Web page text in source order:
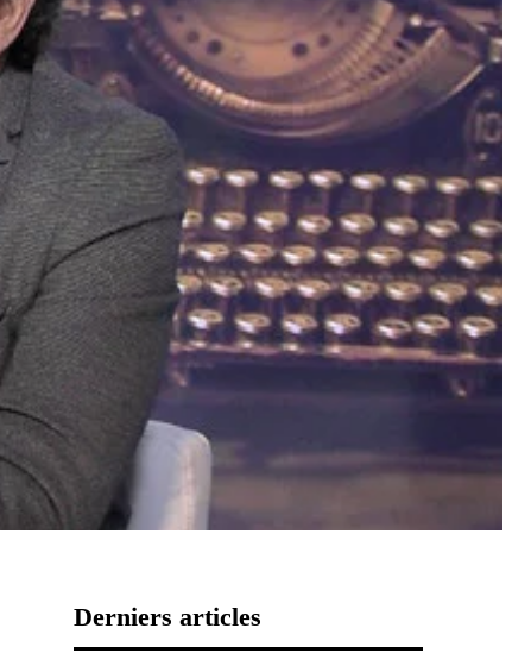
Derniers articles